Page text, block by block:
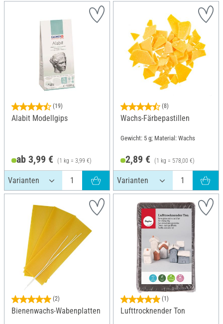
(19)
Alabit Modellgips
ab 3,99 € (1 kg = 3,99 €)
(8)
Wachs-Färbepastillen
Gewicht: 5 g; Material: Wachs
2,89 € (1 kg = 578,00 €)
(2)
Bienenwachs-Wabenplatten
(1)
Lufttrocknender Ton